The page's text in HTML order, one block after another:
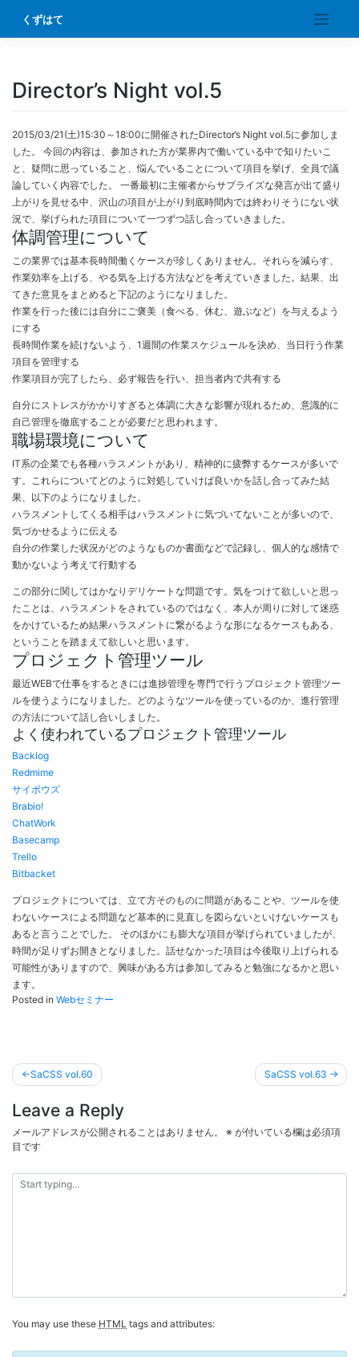
content
くずはて
Director’s Night vol.5
2015/03/21(土)15:30～18:00に開催されたDirector’s Night vol.5に参加しま
した。 今回の内容は、参加された方が業界内で働いている中で知りたいこ
と、疑問に思っていること、悩んでいることについて項目を挙げ、全員で議
論していく内容でした。 一番最初に主催者からサプライズな発言が出て盛り
上がりを見せる中、沢山の項目が上がり到底時間内では終わりそうにない状
況で、挙げられた項目について一つずつ話し合っていきました。
体調管理について
この業界では基本長時間働くケースが珍しくありません。それらを減らす、
作業効率を上げる、やる気を上げる方法などを考えていきました。結果、出
てきた意見をまとめると下記のようになりました。
作業を行った後には自分にご褒美（食べる、休む、遊ぶなど）を与えるよう
にする
長時間作業を続けないよう、1週間の作業スケジュールを決め、当日行う作業
項目を管理する
作業項目が完了したら、必ず報告を行い、担当者内で共有する
自分にストレスがかかりすぎると体調に大きな影響が現れるため、意識的に
自己管理を徹底することが必要だと思われます。
職場環境について
IT系の企業でも各種ハラスメントがあり、精神的に疲弊するケースが多いで
す。これらについてどのように対処していけば良いかを話し合ってみた結
果、以下のようになりました。
ハラスメントしてくる相手はハラスメントに気づいてないことが多いので、
気づかせるように伝える
自分の作業した状況がどのようなものか書面などで記録し、個人的な感情で
動かないよう考えて行動する
この部分に関してはかなりデリケートな問題です。気をつけて欲しいと思っ
たことは、ハラスメントをされているのではなく、本人が周りに対して迷惑
をかけているため結果ハラスメントに繋がるような形になるケースもある、
ということを踏まえて欲しいと思います。
プロジェクト管理ツール
最近WEBで仕事をするときには進捗管理を専門で行うプロジェクト管理ツー
ルを使うようになりました。どのようなツールを使っているのか、進行管理
の方法について話し合いしました。
よく使われているプロジェクト管理ツール
Backlog
Redmime
サイボウズ
Brabio!
ChatWork
Basecamp
Trello
Bitbacket
プロジェクトについては、立て方そのものに問題があることや、ツールを使
わないケースによる問題など基本的に見直しを図らないといけないケースも
あると言うことでした。 そのほかにも膨大な項目が挙げられていましたが、
時間が足りずお開きとなりました。話せなかった項目は今後取り上げられる
可能性がありますので、興味がある方は参加してみると勉強になるかと思い
ます。
Posted in Webセミナー
投
稿
ナ
ビ
ゲ
ー
シ
SaCSS vol.60 SaCSS vol.63
Leave a Reply
メールアドレスが公開されることはありません。 ※ が付いている欄は必須項
目です
You may use these HTML tags and attributes: